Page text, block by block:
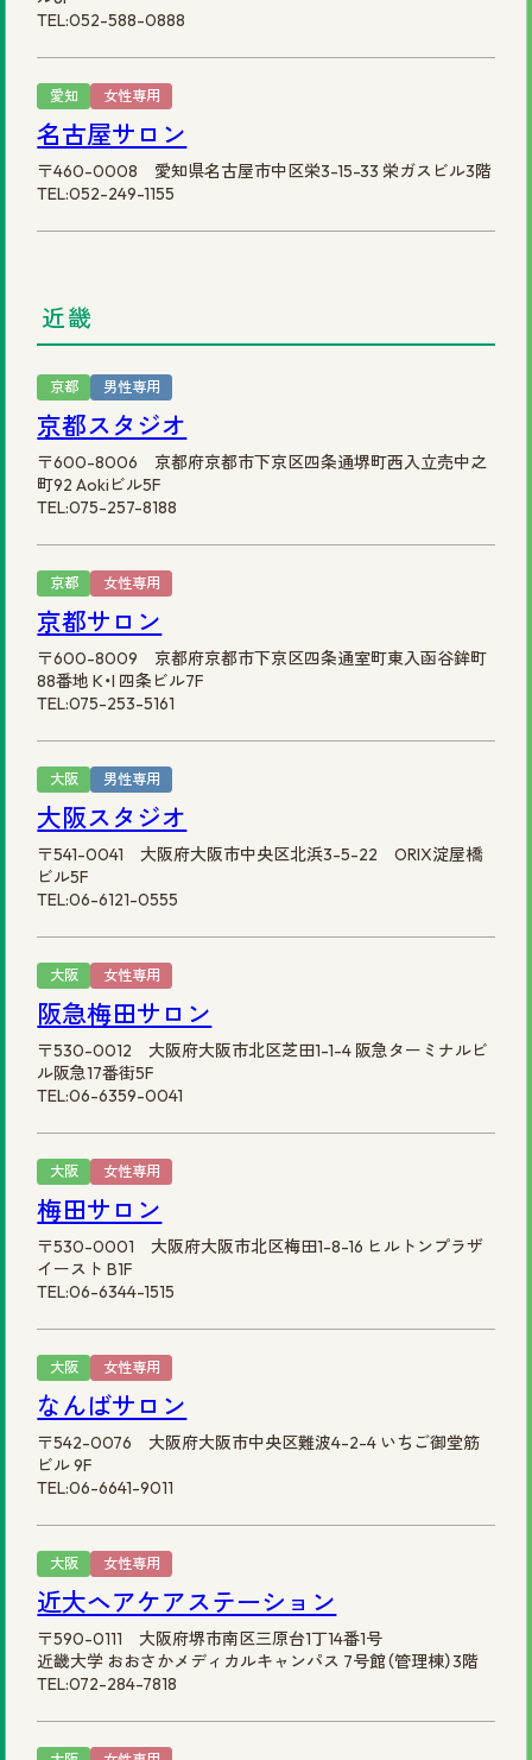
TEL:052-588-0888
愛知 女性専用
名古屋サロン
〒460-0008 愛知県名古屋市中区栄3-15-33 栄ガスビル3階
TEL:052-249-1155
近畿
京都 男性専用
京都スタジオ
〒600-8006 京都府京都市下京区四条通堺町西入立売中之
町92 Aokiビル5F
TEL:075-257-8188
京都 女性専用
京都サロン
〒600-8009 京都府京都市下京区四条通室町東入函谷鉾町
88番地 K・I 四条ビル7F
TEL:075-253-5161
大阪 男性専用
大阪スタジオ
〒541-0041 大阪府大阪市中央区北浜3-5-22 ORIX淀屋橋
ビル5F
TEL:06-6121-0555
大阪 女性専用
阪急梅田サロン
〒530-0012 大阪府大阪市北区芝田1-1-4 阪急ターミナルビ
ル阪急17番街5F
TEL:06-6359-0041
大阪 女性専用
梅田サロン
〒530-0001 大阪府大阪市北区梅田1-8-16 ヒルトンプラザ
イースト B1F
TEL:06-6344-1515
大阪 女性専用
なんばサロン
〒542-0076 大阪府大阪市中央区難波4-2-4 いちご御堂筋
ビル 9F
TEL:06-6641-9011
大阪 女性専用
近大ヘアケアステーション
〒590-0111 大阪府堺市南区三原台1丁14番1号
近畿大学 おおさかメディカルキャンパス 7号館（管理棟）3階
TEL:072-284-7818